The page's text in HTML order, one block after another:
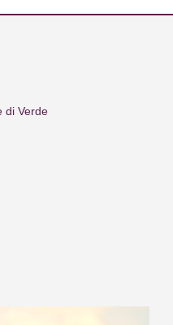
di Verde